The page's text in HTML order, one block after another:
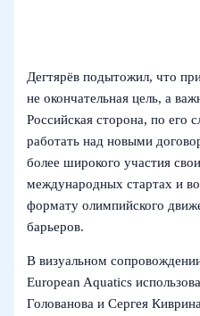
Дегтярёв подытожил, что
не окончательная цель, а
Российская сторона, по его
работать над новыми
более широкого участия
международных стартах и
формату олимпийского
барьеров.
В визуальном
European Aquatics
Голованова и Сергея